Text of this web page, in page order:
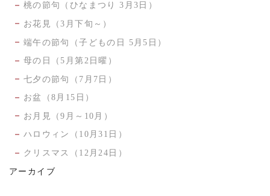
桃の節句（ひなまつり 3月3日）
お花見（3月下旬～）
端午の節句（子どもの日 5月5日）
母の日（5月第2日曜）
七夕の節句（7月7日）
お盆（8月15日）
お月見（9月～10月）
ハロウィン（10月31日）
クリスマス（12月24日）
アーカイブ